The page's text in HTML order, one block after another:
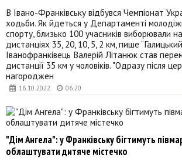
16.10.2022 06:20
В Івано-Франківську відбувся Чемпіонат
ходьби. Як йдеться у Департаменті
спорту, близько 100 учасників виборювали
дистанціях 35, 20, 10, 5, 2 км, пише
Іванофранківець Валерій Літанюк став
дистанції 35 км у чоловіків. "Одразу після
нагороджен
"Дім Ангела": у Франківську бігтимуть
облаштувати дитяче містечко